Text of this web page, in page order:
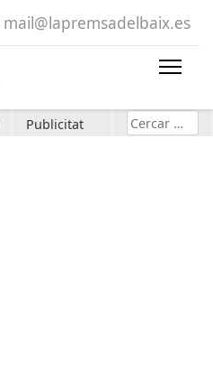
mail@lapremsadelbaix.es
Publicitat Cerca